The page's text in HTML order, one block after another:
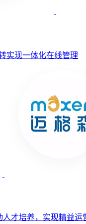
实现一体化在线管理
才培养，实现精益运